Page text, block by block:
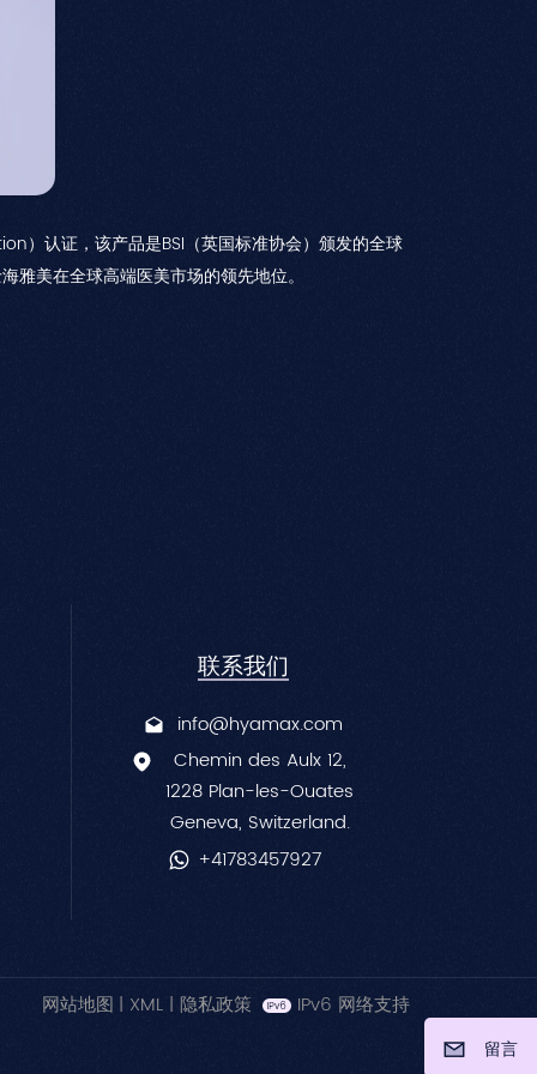
）认证，该产品是BSI（英国标准协会）颁发的全球
美在全球高端医美市场的领先地位。
联系我们
info@hyamax.com
Chemin des Aulx 12,
1228 Plan-les-Ouates
Geneva, Switzerland.
+41783457927
网站地图 | XML | 隐私政策 IPv6 网络支持
留言